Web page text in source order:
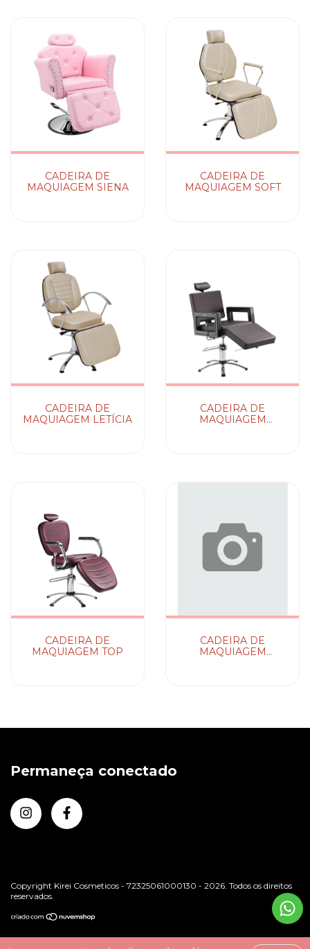
CADEIRA DE
MAQUIAGEM SIENA
CADEIRA DE
MAQUIAGEM SOFT
CADEIRA DE
MAQUIAGEM LETÍCIA
CADEIRA DE
MAQUIAGEM
CADEIRA DE
MAQUIAGEM TOP
CADEIRA DE
MAQUIAGEM
Permaneça conectado
Copyright Kirei Cosmeticos - 72325061000130 - 2026. Todos os direitos
reservados.